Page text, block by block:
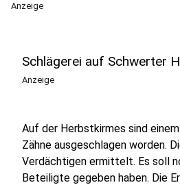
Anzeige
Schlägerei auf Schwerter
Anzeige
Auf der Herbstkirmes sind
Zähne ausgeschlagen worden.
Verdächtigen ermittelt. Es soll
Beteiligte gegeben haben. Die